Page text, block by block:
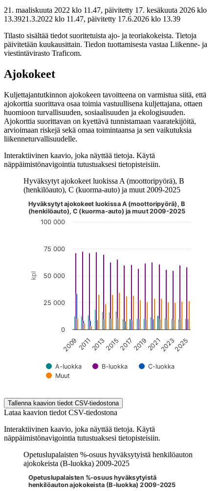
21. maaliskuuta 2022 klo 11.47, päivitetty 17. kesäkuuta 2026 klo
13.3921.3.2022 klo 11.47, päivitetty 17.6.2026 klo 13.39
Tilasto sisältää tiedot suoritetuista ajo- ja teoriakokeista. Tietoja
päivitetään kuukausittain. Tiedon tuottamisesta vastaa Liikenne- ja
viestintävirasto Traficom.
Ajokokeet
Kuljettajantutkinnon ajokokeen tavoitteena on varmistua siitä, että
ajokorttia suorittava osaa toimia vastuullisena kuljettajana, ottaen
huomioon turvallisuuden, sosiaalisuuden ja ekologisuuden.
Ajokorttia suorittavan on kyettävä tunnistamaan vaaratekijöitä,
arvioimaan riskejä sekä omaa toimintaansa ja sen vaikutuksia
liikenneturvallisuudelle.
Interaktiivinen kaavio, joka näyttää tietoja. Käytä
näppäimistönavigointia tutustuaksesi tietopisteisiin.
Hyväksytyt ajokokeet luokissa A (moottoripyörä), B
(henkilöauto), C (kuorma-auto) ja muut 2009-2025
Kuvaaja on interaktiivinen. Siirry kuvaajaan sarkaimella ja
kpl
Hyväksytyt ajokokeet luokissa A (moottoripyörä), B
(henkilöauto), C (kuorma-auto) ja muut 2009-2025
A-luokka B-luokka
C-luokka
Muut
200920112013201520172019202120232025
0
25 000
50 000
75 000
100 000
Tallenna kaavion tiedot CSV-tiedostona
Lataa kaavion tiedot CSV-tiedostona
Interaktiivinen kaavio, joka näyttää tietoja. Käytä
näppäimistönavigointia tutustuaksesi tietopisteisiin.
Opetuslupalaisten %-osuus hyväksytyistä henkilöauton
ajokokeista (B-luokka) 2009-2025
Kuvaaja on interaktiivinen. Siirry kuvaajaan sarkaimella ja
Opetuslupalaisten %-osuus hyväksytyistä
henkilöauton ajokokeista (B-luokka) 2009-2025